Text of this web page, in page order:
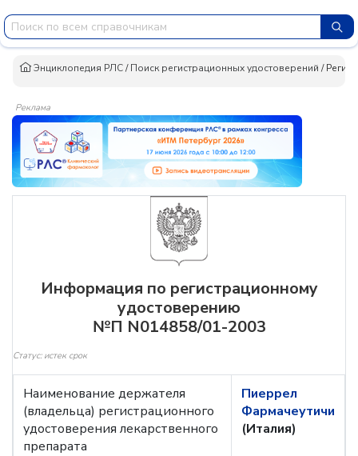
Энциклопедия РЛС/Поиск регистрационных удостоверений /
Реклама
Информация по регистрационному
удостоверению
№П N014858/01-2003
Статус: истек срок
Наименование держателя
(владельца) регистрационного
удостоверения лекарственного
препарата
Пиеррел
Фармачеутичи
(Италия)